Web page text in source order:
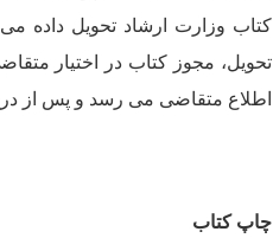
تحویل، مجوز کتاب در اختیار
اطلاع متقاضی می رسد و پس از
چاپ کتاب